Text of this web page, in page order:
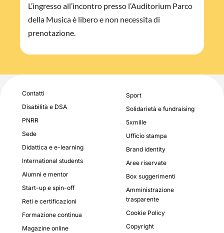
L’ingresso all’incontro presso l’Auditorium Parco
della Musica è libero e non necessita di
prenotazione.
Contatti
Disabilità e DSA
PNRR
Sede
Didattica e e-learning
International students
Alumni e mentor
Start-up e spin-off
Reti e certificazioni
Formazione continua
Magazine online
Sport
Solidarietà e fundraising
5xmille
Ufficio stampa
Brand identity
Aree riservate
Box suggerimenti
Amministrazione
trasparente
Cookie Policy
Copyright